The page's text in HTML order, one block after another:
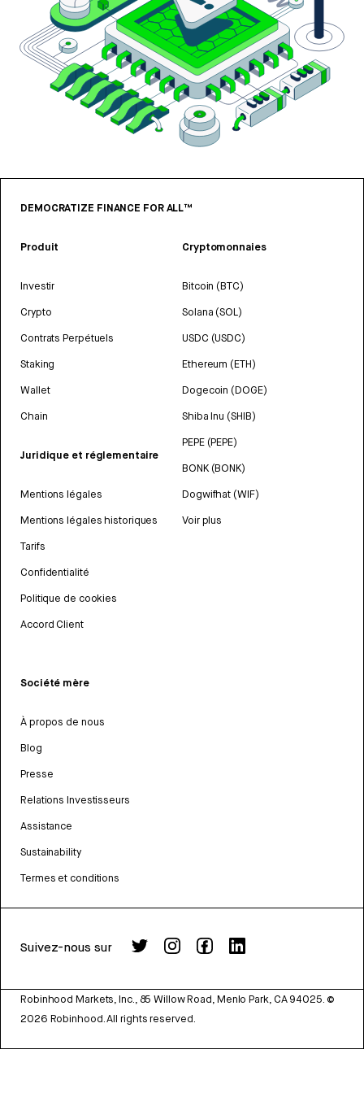
DEMOCRATIZE FINANCE FOR ALL™
Produit
Investir
Crypto
Contrats Perpétuels
Staking
Wallet
Chain
Juridique et réglementaire
Mentions légales
Mentions légales historiques
Tarifs
Confidentialité
Politique de cookies
Accord Client
Cryptomonnaies
Bitcoin (BTC)
Solana (SOL)
USDC (USDC)
Ethereum (ETH)
Dogecoin (DOGE)
Shiba Inu (SHIB)
PEPE (PEPE)
BONK (BONK)
Dogwifhat (WIF)
Voir plus
Société mère
À propos de nous
Blog
Presse
Relations Investisseurs
Assistance
Sustainability
Termes et conditions
Suivez-nous sur
Robinhood Markets, Inc., 85 Willow Road, Menlo Park, CA 94025. ©
2026 Robinhood. All rights reserved.